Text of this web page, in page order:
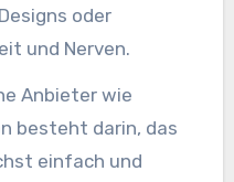
oder
und Nerven.
Anbieter wie
besteht darin, das
einfach und